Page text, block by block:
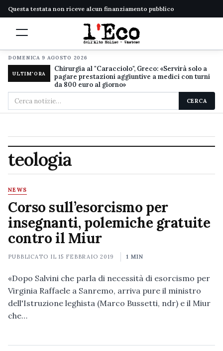
Questa testata non riceve alcun finanziamento pubblico
DOMENICA 9 AGOSTO 2026
ULTIM'ORA
Chirurgia al "Caracciolo", Greco: «Servirà solo a
pagare prestazioni aggiuntive a medici con turni
da 800 euro al giorno»
Cerca
nel
CERCA
teologia
NEWS
Corso sull’esorcismo per
insegnanti, polemiche gratuite
contro il Miur
PUBBLICATO IL15 FEBBRAIO 2019 1 MIN
«Dopo Salvini che parla di necessità di esorcismo per
Virginia Raffaele a Sanremo, arriva pure il ministro
dell'Istruzione leghista (Marco Bussetti, ndr) e il Miur
che…